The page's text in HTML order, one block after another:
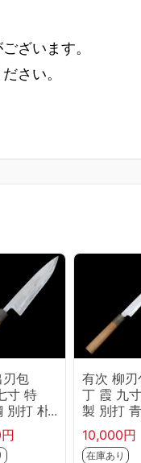
ざいます。
さい。
包
寸 特
別打 朴
B6644
有次 柳刃
丁 霞 九
製 別打
柄 KN02-
-2L1B
10,000円
在庫あり